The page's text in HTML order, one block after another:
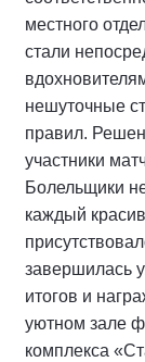
местного
стали
нешуточные
правил.
участники
Болельщики
каждый
завершилась
итогов и
уютном зале
комплекса